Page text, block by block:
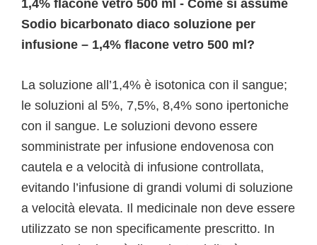
1,4% flacone vetro 500 ml - Come si assume
Sodio bicarbonato diaco soluzione per
infusione – 1,4% flacone vetro 500 ml?
La soluzione all’1,4% è isotonica con il sangue;
le soluzioni al 5%, 7,5%, 8,4% sono ipertoniche
con il sangue. Le soluzioni devono essere
somministrate per infusione endovenosa con
cautela e a velocità di infusione controllata,
evitando l’infusione di grandi volumi di soluzione
a velocità elevata. Il medicinale non deve essere
utilizzato se non specificamente prescritto. In